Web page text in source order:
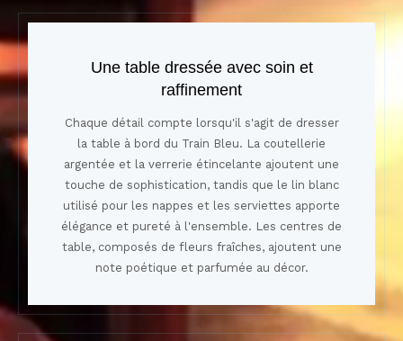
Une table dressée avec soin et
raffinement
Chaque détail compte lorsqu'il s'agit de dresser
la table à bord du Train Bleu. La coutellerie
argentée et la verrerie étincelante ajoutent une
touche de sophistication, tandis que le lin blanc
utilisé pour les nappes et les serviettes apporte
élégance et pureté à l'ensemble. Les centres de
table, composés de fleurs fraîches, ajoutent une
note poétique et parfumée au décor.